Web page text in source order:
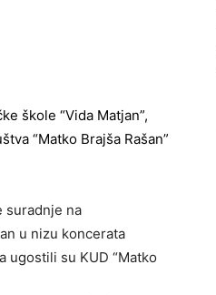
škole “Vida Matjan”,
“Matko Brajša Rašan”
suradnje na
u nizu koncerata
su KUD “Matko